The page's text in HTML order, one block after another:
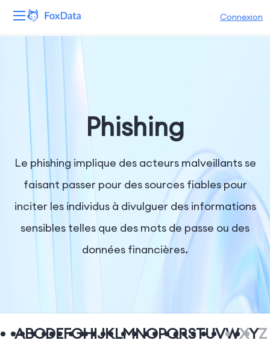
Connexion
Solutions
Ressources
Entreprise
Phishing
Le phishing implique des acteurs malveillants se
faisant passer pour des sources fiables pour
inciter les individus à divulguer des informations
sensibles telles que des mots de passe ou des
données financières.
ABCDEFGHIJKLMNOPQRSTUVWXYZ